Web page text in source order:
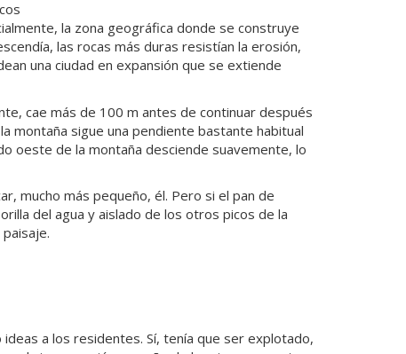
la zona geográfica donde se construye
las rocas más duras resistían la erosión,
una ciudad en expansión que se extiende
cae más de 100 m antes de continuar después
montaña sigue una pendiente bastante habitual
oeste de la montaña desciende suavemente, lo
mucho más pequeño, él. Pero si el pan de
del agua y aislado de los otros picos de la
a los residentes. Sí, tenía que ser explotado,